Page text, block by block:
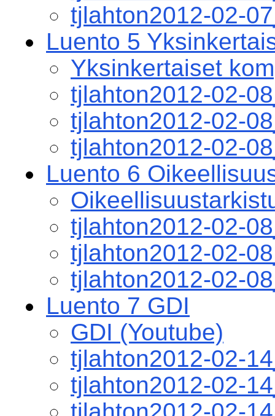
tjlahton2012-02-
Luento 5
Yksinkertaiset
tjlahton2012-02-
tjlahton2012-02-
tjlahton2012-02-
Luento 6
tjlahton2012-02-
tjlahton2012-02-
tjlahton2012-02-
Luento 7 GDI
GDI (Youtube)
tjlahton2012-02-
tjlahton2012-02-